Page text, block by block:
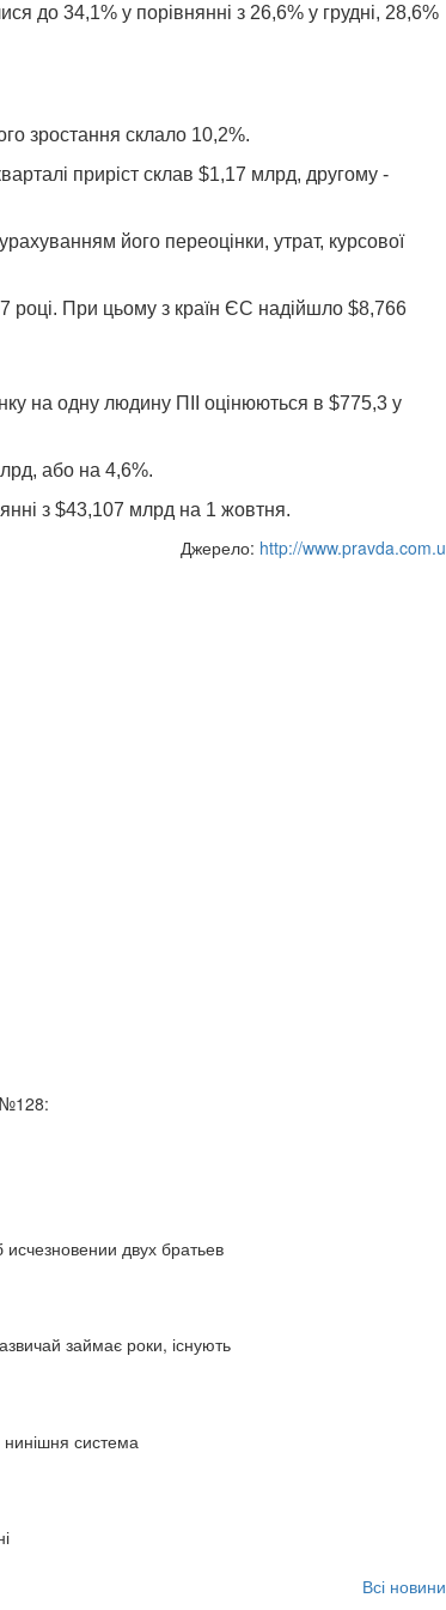
до 34,1% у порівнянні з 26,6% у грудні, 28,6%
зростання склало 10,2%.
приріст склав $1,17 млрд, другому -
його переоцінки, утрат, курсової
році. При цьому з країн ЄС надійшло $8,766
на одну людину ПІІ оцінюються в $775,3 у
або на 4,6%.
з $43,107 млрд на 1 жовтня.
Джерело: http://www.pravda.com.u
№128:
двух братьев
займає роки, існують
нинішня система
Всі новини